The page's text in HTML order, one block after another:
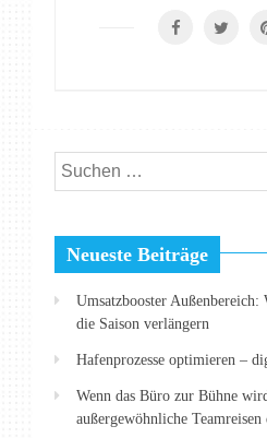
Suchen
nach:
Neueste Beiträge
Umsatzbooster Außenbereich:
die Saison verlängern
Hafenprozesse optimieren –
Wenn das Büro zur Bühne
außergewöhnliche